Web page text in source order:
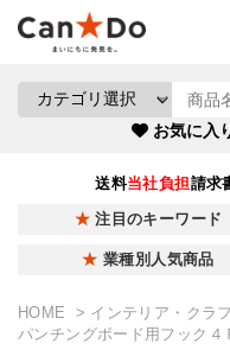
お気に入
送料当社負担請求
注目のキーワード
業種別人気商品
HOME インテリア・クラ
パンチングボード用フック